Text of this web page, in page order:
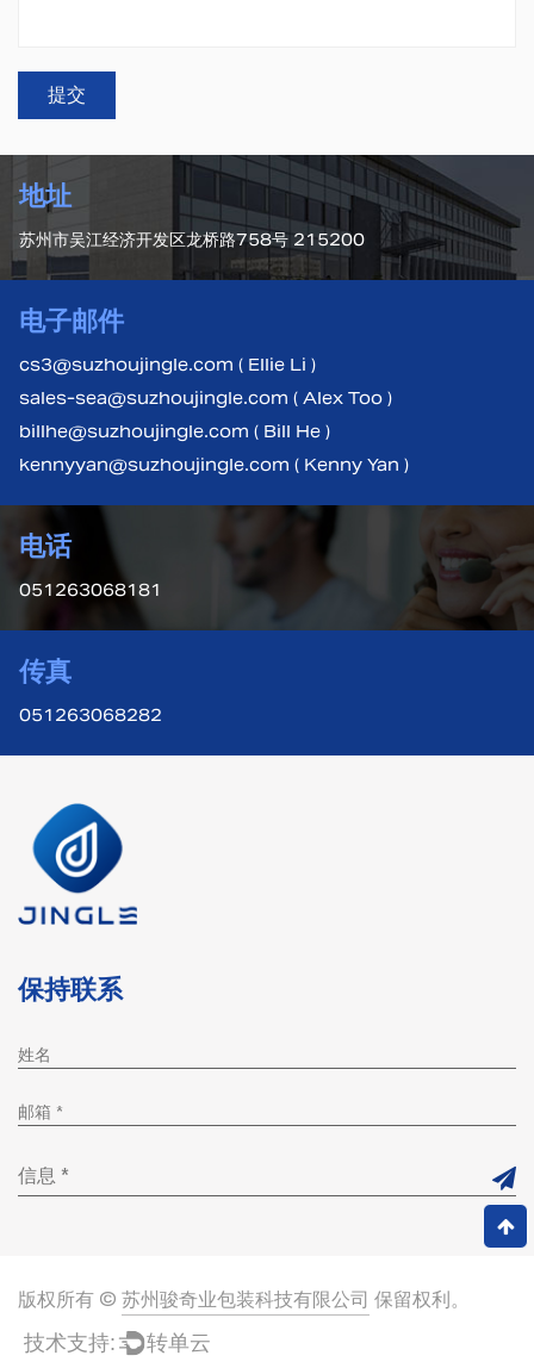
地址
苏州市吴江经济开发区龙桥路758号 215200
电子邮件
cs3@suzhoujingle.com ( Ellie Li )
sales-sea@suzhoujingle.com ( Alex Too )
billhe@suzhoujingle.com ( Bill He )
kennyyan@suzhoujingle.com ( Kenny Yan )
电话
051263068181
传真
051263068282
保持联系
版权所有 © 苏州骏奇业包装科技有限公司 保留权利。
技术支持: 转单云